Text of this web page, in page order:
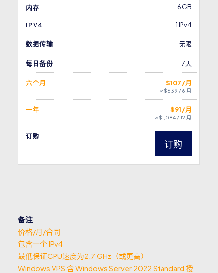
内存 6 GB
IPV4 1 IPv4
数据传输 无限
每日备份 7天
六个月 $107 /月
≈ $639 / 6 月
一年 $91 /月
≈ $1,084 / 12 月
订购
订购
备注
价格/月/合同
包含一个 IPv4
最低保证CPU速度为2.7 GHz（或更高）
Windows VPS 含 Windows Server 2022 Standard 授